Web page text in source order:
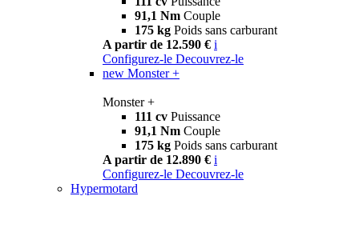
91,1 Nm Couple
175 kg Poids sans carburant
A partir de 12.590 € i
Configurez-le Decouvrez-le
new Monster +
Monster +
111 cv Puissance
91,1 Nm Couple
175 kg Poids sans carburant
A partir de 12.890 € i
Configurez-le Decouvrez-le
Hypermotard